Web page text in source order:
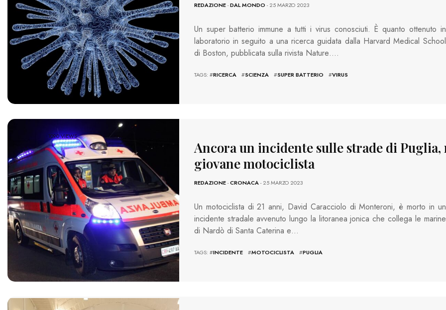
REDAZIONE-DAL MONDO - 25 MARZO 2023
Un super batterio immune a tutti i virus conosciuti. È quanto ottenuto in
laboratorio in seguito a una ricerca guidata dalla Harvard Medical School
di Boston, pubblicata sulla rivista Nature….
TAGS: #RICERCA #SCIENZA #SUPER BATTERIO #VIRUS
1090 VIEWS
Ancora un incidente sulle strade di Puglia,
giovane motociclista
REDAZIONE-CRONACA- 25 MARZO 2023
Un motociclista di 21 anni, David Caracciolo di Monteroni, è morto in un
incidente stradale avvenuto lungo la litoranea jonica che collega le marine
di Nardò di Santa Caterina e…
TAGS: #INCIDENTE #MOTOCICLISTA #PUGLIA